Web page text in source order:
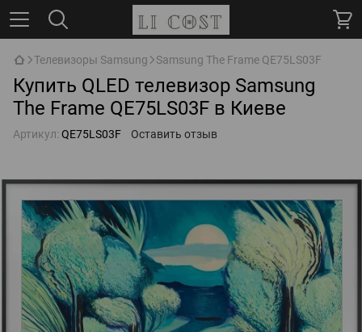
Телевизоры Samsung Samsung The Frame QE75LS03F
Купить QLED телевизор Samsung
The Frame QE75LS03F в Киеве
Артикул: QE75LS03F Оставить отзыв